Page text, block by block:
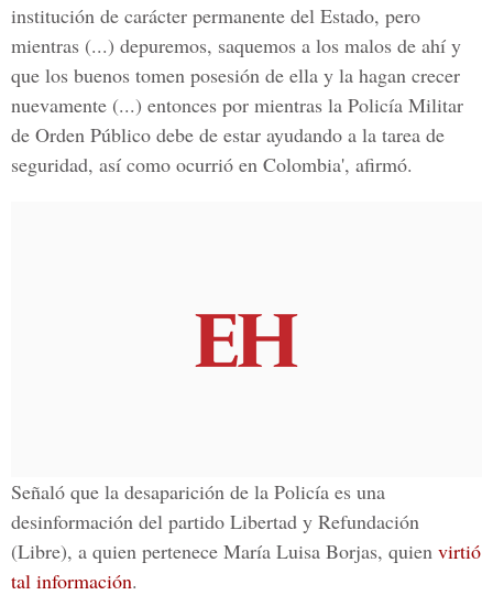
institución de carácter permanente del Estado, pero
mientras (...) depuremos, saquemos a los malos de ahí y
que los buenos tomen posesión de ella y la hagan crecer
nuevamente (...) entonces por mientras la Policía Militar
de Orden Público debe de estar ayudando a la tarea de
seguridad, así como ocurrió en Colombia', afirmó.
Señaló que la desaparición de la Policía es una
desinformación del partido Libertad y Refundación
(Libre), a quien pertenece María Luisa Borjas, quien virtió
tal información.